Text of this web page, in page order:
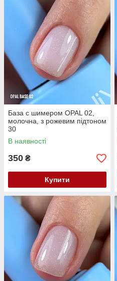
База с шимером OPAL 02,
молочна, з рожевим підтоном
30
В наявності
350 ₴
Купити